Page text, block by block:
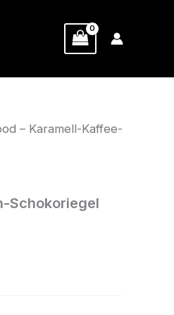
– Karamell-Kaffee-
Schokoriegel